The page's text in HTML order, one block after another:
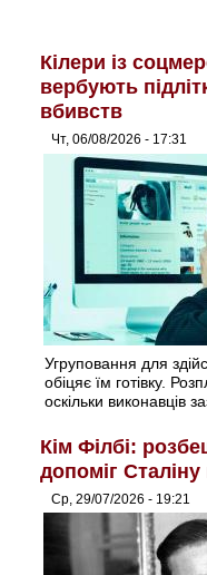
Кілери із
вербують
вбивств
Чт, 06/08/2026 - 17:31
Угруповання для
обіцяє їм готівку.
оскільки виконавців
Кім Філбі:
допоміг
Ср, 29/07/2026 - 19:21